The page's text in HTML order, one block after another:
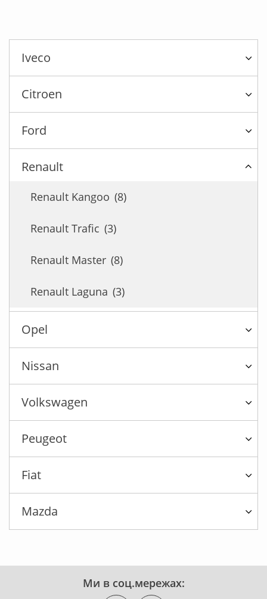
Iveco
Citroen
Ford
Renault
Renault Kangoo (8)
Renault Trafic (3)
Renault Master (8)
Renault Laguna (3)
Opel
Nissan
Volkswagen
Peugeot
Fiat
Mazda
Ми в соц.мережах: